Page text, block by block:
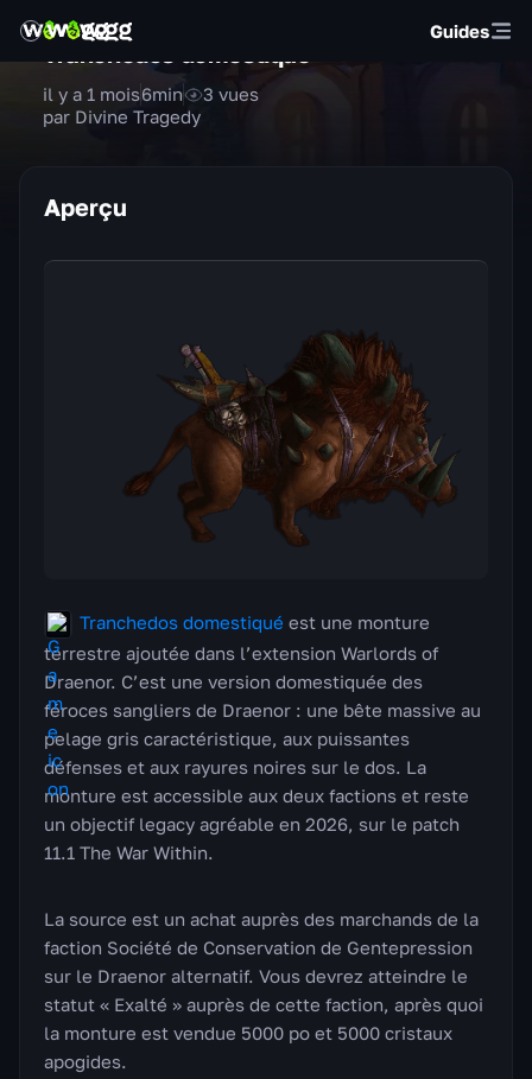
Guides
par Divine Tragedy
il y a 1 mois6min 3 vues
Aperçu
Tranchedos domestiqué est une monture
terrestre ajoutée dans l’extension Warlords of
Draenor. C’est une version domestiquée des
féroces sangliers de Draenor : une bête massive au
pelage gris caractéristique, aux puissantes
défenses et aux rayures noires sur le dos. La
monture est accessible aux deux factions et reste
un objectif legacy agréable en 2026, sur le patch
11.1 The War Within.
La source est un achat auprès des marchands de la
faction Société de Conservation de Gentepression
sur le Draenor alternatif. Vous devrez atteindre le
statut « Exalté » auprès de cette faction, après quoi
la monture est vendue 5000 po et 5000 cristaux
apogides.